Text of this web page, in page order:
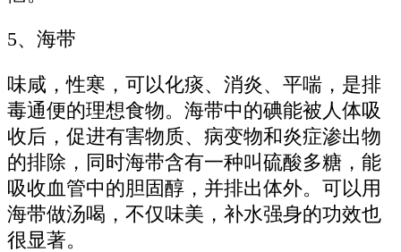
5、海带
味咸，性寒，可以化痰、消炎、平喘，是排
毒通便的理想食物。海带中的碘能被人体吸
收后，促进有害物质、病变物和炎症渗出物
的排除，同时海带含有一种叫硫酸多糖，能
吸收血管中的胆固醇，并排出体外。可以用
海带做汤喝，不仅味美，补水强身的功效也
很显著。